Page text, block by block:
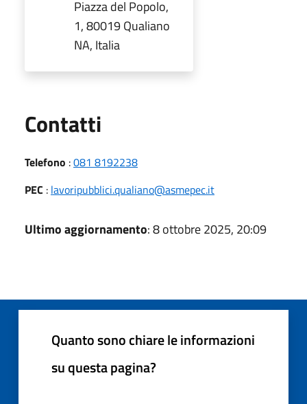
Piazza del Popolo,
1, 80019 Qualiano
NA, Italia
Contatti
Telefono :081 8192238
PEC : lavoripubblici.qualiano@asmepec.it
Ultimo aggiornamento: 8 ottobre 2025, 20:09
Quanto sono chiare le informazioni
su questa pagina?